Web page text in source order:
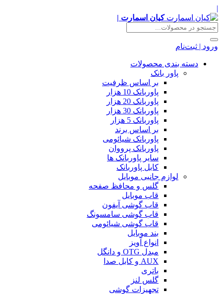
|
کیان اسمارت |
ورود | ثبت‌نام
دسته بندی محصولات
پاور بانک
بر اساس ظرفیت
پاوربانک 10 هزار
پاوربانک 20 هزار
پاوربانک 30 هزار
پاوربانک 5 هزار
بر اساس برند
پاوربانک شیائومی
پاوربانک پرووان
سایر پاوربانک ها
کابل پاوربانک
لوازم جانبی موبایل
گلس و محافظ صفحه
قاب موبایل
قاب گوشی آیفون
قاب گوشی سامسونگ
قاب گوشی شیائومی
بند موبایل
انواع آویز
مبدل OTG و دانگل
AUX و کابل صدا
باتری
گلس لنز
تجهیزات گوشی